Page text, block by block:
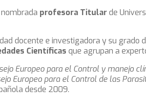
profesora Titularde
docente e investigadora y su grado
Científicas que agrupan a
Europeo para el Control y manejo
Europeo para el Control de las
desde 2009.